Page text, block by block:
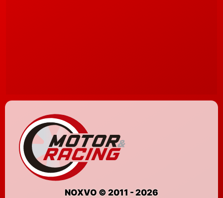
NOXVO © 2011 - 2026